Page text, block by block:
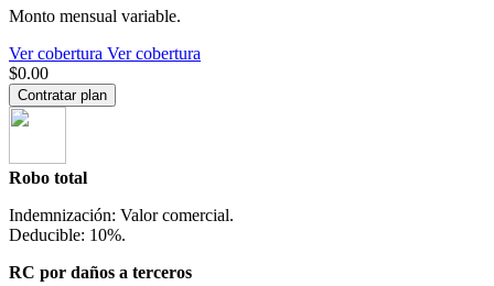
Monto mensual variable.
Ver cobertura Ver cobertura
$0.00
Contratar plan
Robo total
Indemnización: Valor comercial.
Deducible: 10%.
RC por daños a terceros